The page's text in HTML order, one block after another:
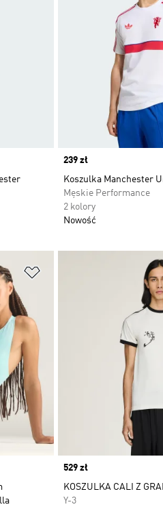
Price
239 zł
Koszulka Manchester
Męskie Performance
2 kolory
Nowość
Price
529 zł
KOSZULKA CALI Z
Y-3